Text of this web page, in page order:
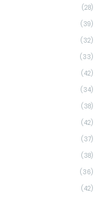
(28)
(39)
(32)
(33)
(42)
(34)
(38)
(42)
(37)
(38)
(36)
(42)